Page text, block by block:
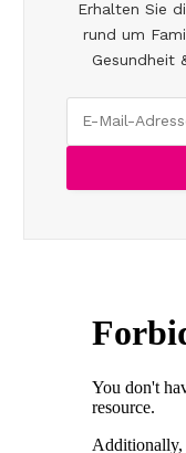
Erhalten Sie
rund um
Gesundheit
E-Mail-